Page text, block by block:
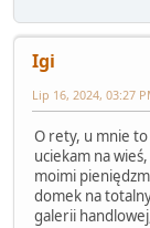
Igi
Lip 16, 2024, 03:27
O rety, u mnie to
uciekam na
moimi
domek na
galerii